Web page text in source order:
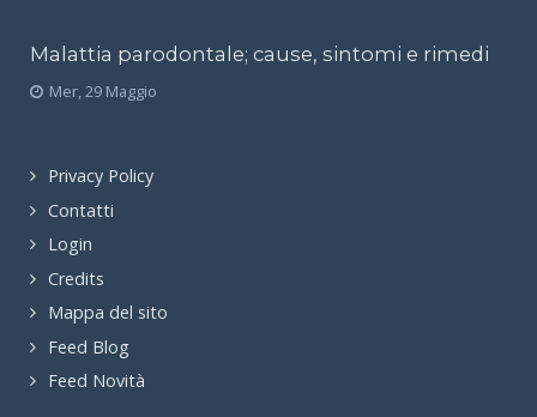
Malattia parodontale; cause, sintomi e rimedi
Mer, 29 Maggio
Privacy Policy
Contatti
Login
Credits
Mappa del sito
Feed Blog
Feed Novità